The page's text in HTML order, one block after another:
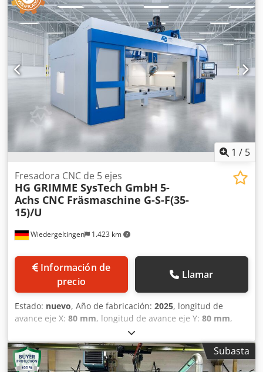
1 / 5
Wiedergeltingen 1.423 km
Fresadora CNC de 5 ejes
HG GRIMME SysTech GmbH 5-
Achs CNC Fräsmaschine G-S-F(35-
15)/U
Información de
precio
Llamar
Estado: nuevo, Año de fabricación: 2025, longitud de
avance eje X: 80 mm, longitud de avance eje Y: 80 mm,
60 mm
aplicaciones en la fabricación de modelos y moldes, así
como para el fresado de otros materiales – potente y
versátil, con avance rápido de 80 m/min Materiales:
Subasta